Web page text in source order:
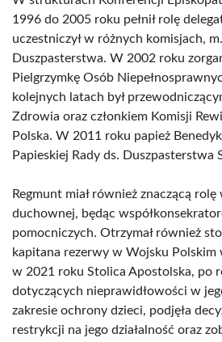
1996 do 2005 roku pełnił rolę
uczestniczył w różnych komisjach,
Duszpasterstwa. W 2002 roku
Pielgrzymkę Osób
kolejnych latach był
Zdrowia oraz członkiem Komisji
Polska. W 2011 roku papież
Papieskiej Rady ds. Duszpasterstwa
Regmunt miał również znaczącą rolę
duchownej, będąc
pomocniczych. Otrzymał również
kapitana rezerwy w Wojsku
w 2021 roku Stolica Apostolska, po
dotyczących nieprawidłowości w
zakresie ochrony dzieci, podjęła
restrykcji na jego działalność oraz